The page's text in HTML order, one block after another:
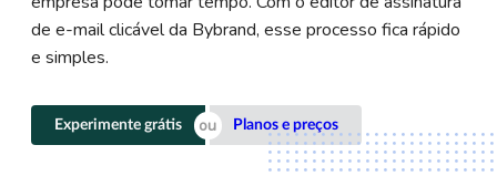
de e-mail clicável da Bybrand, esse processo fica rápido
e simples.
Experimente grátis Planos e preços